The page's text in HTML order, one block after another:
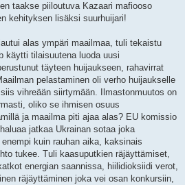
taakse piiloutuva Kazaari mafiooso
kehityksen lisäksi suurhuijari!
alas ympäri maailmaa, tuli tekaistu
käytti tilaisuutena luoda uusi
täyteen huijaukseen, rahavirrat
pelastaminen oli verho huijaukselle
vihreään siirtymään. Ilmastonmuutos on
oliko se ihmisen osuus
ja maailma piti ajaa alas? EU komissio
jatkaa Ukrainan sotaa joka
kuin rauhan aika, kaksinais
tukee. Tuli kaasuputkien räjäyttämiset,
energian saannissa, hiilidioksiidi verot,
räjäyttäminen joka vei osan konkursiin,